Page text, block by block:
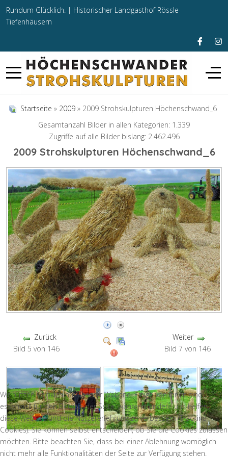
Rundum Glücklich. | Historischer Landgasthof Rössle
Tiefenhäusern
Startseite » 2009 » 2009 Strohskulpturen Höchenschwand_6
Gesamtanzahl Bilder in allen Kategorien: 1.339
Zugriffe auf alle Bilder bislang: 2.462.496
2009 Strohskulpturen Höchenschwand_6
Zurück
Bild 5 von 146
Weiter
Bild 7 von 146
Wir nutzen Cookies auf unserer Website. Einige von ihnen sind
essenziell für den Betrieb der Seite, während andere uns helfen,
diese Website und die Nutzererfahrung zu verbessern (Tracking
Cookies). Sie können selbst entscheiden, ob Sie die Cookies zulassen
möchten. Bitte beachten Sie, dass bei einer Ablehnung womöglich
nicht mehr alle Funktionalitäten der Seite zur Verfügung stehen.